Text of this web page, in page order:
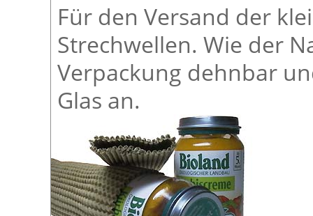
Für den Versand der
Strechwellen. Wie der
Verpackung dehnbar
Glas an.